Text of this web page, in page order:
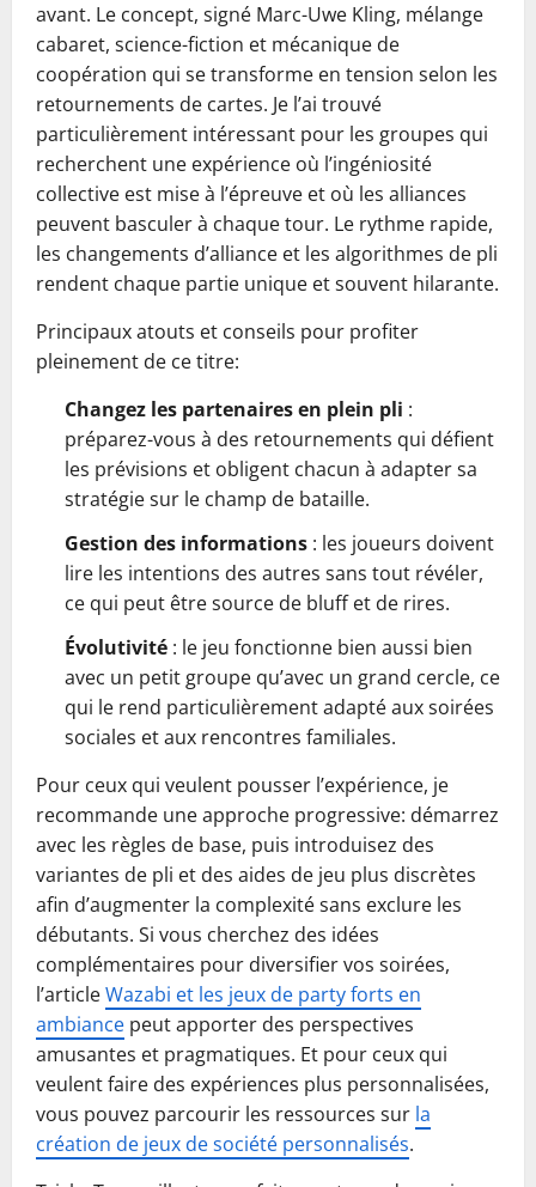
avant. Le concept, signé Marc-Uwe Kling, mélange
cabaret, science-fiction et mécanique de
coopération qui se transforme en tension selon les
retournements de cartes. Je l’ai trouvé
particulièrement intéressant pour les groupes qui
recherchent une expérience où l’ingéniosité
collective est mise à l’épreuve et où les alliances
peuvent basculer à chaque tour. Le rythme rapide,
les changements d’alliance et les algorithmes de pli
rendent chaque partie unique et souvent hilarante.
Principaux atouts et conseils pour profiter
pleinement de ce titre:
Changez les partenaires en plein pli :
préparez-vous à des retournements qui défient
les prévisions et obligent chacun à adapter sa
stratégie sur le champ de bataille.
Gestion des informations : les joueurs doivent
lire les intentions des autres sans tout révéler,
ce qui peut être source de bluff et de rires.
Évolutivité : le jeu fonctionne bien aussi bien
avec un petit groupe qu’avec un grand cercle, ce
qui le rend particulièrement adapté aux soirées
sociales et aux rencontres familiales.
Pour ceux qui veulent pousser l’expérience, je
recommande une approche progressive: démarrez
avec les règles de base, puis introduisez des
variantes de pli et des aides de jeu plus discrètes
afin d’augmenter la complexité sans exclure les
débutants. Si vous cherchez des idées
complémentaires pour diversifier vos soirées,
l’articleWazabi et les jeux de party forts en
ambiance peut apporter des perspectives
amusantes et pragmatiques. Et pour ceux qui
veulent faire des expériences plus personnalisées,
vous pouvez parcourir les ressources sur la
création de jeux de société personnalisés.